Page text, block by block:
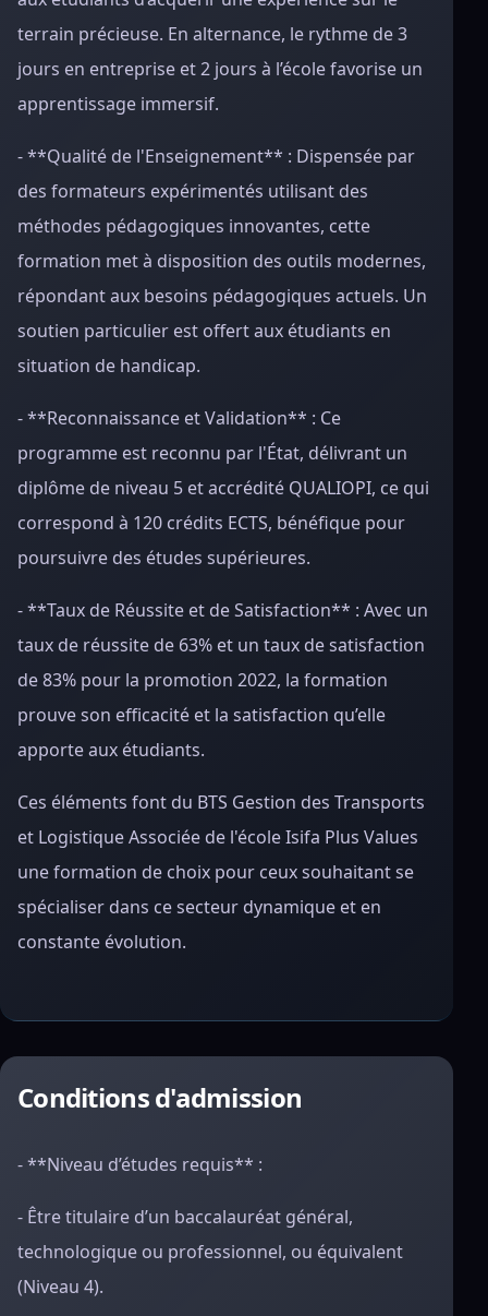
terrain précieuse. En alternance, le rythme de 3
jours en entreprise et 2 jours à l’école favorise un
apprentissage immersif.
- **Qualité de l'Enseignement** : Dispensée par
des formateurs expérimentés utilisant des
méthodes pédagogiques innovantes, cette
formation met à disposition des outils modernes,
répondant aux besoins pédagogiques actuels. Un
soutien particulier est offert aux étudiants en
situation de handicap.
- **Reconnaissance et Validation** : Ce
programme est reconnu par l'État, délivrant un
diplôme de niveau 5 et accrédité QUALIOPI, ce qui
correspond à 120 crédits ECTS, bénéfique pour
poursuivre des études supérieures.
- **Taux de Réussite et de Satisfaction** : Avec un
taux de réussite de 63% et un taux de satisfaction
de 83% pour la promotion 2022, la formation
prouve son efficacité et la satisfaction qu’elle
apporte aux étudiants.
Ces éléments font du BTS Gestion des Transports
et Logistique Associée de l'école Isifa Plus Values
une formation de choix pour ceux souhaitant se
spécialiser dans ce secteur dynamique et en
constante évolution.
Conditions d'admission
- **Niveau d’études requis** :
- Être titulaire d’un baccalauréat général,
technologique ou professionnel, ou équivalent
(Niveau 4).